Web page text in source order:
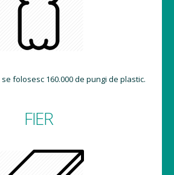
folosesc 160.000 de pungi de plastic.
FIER